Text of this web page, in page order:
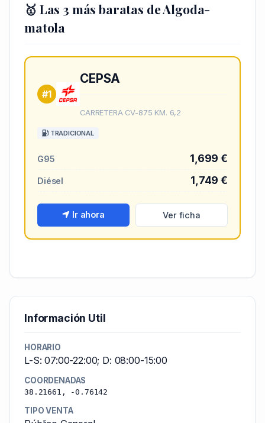
🥇 Las 3 más baratas de Algoda-
matola
#1
CEPSA
CARRETERA CV-875 KM. 6,2
TRADICIONAL
G95 1,699 €
Diésel 1,749 €
Ir ahora Ver ficha
Información Util
HORARIO
L-S: 07:00-22:00; D: 08:00-15:00
COORDENADAS
38.21661, -0.76142
TIPO VENTA